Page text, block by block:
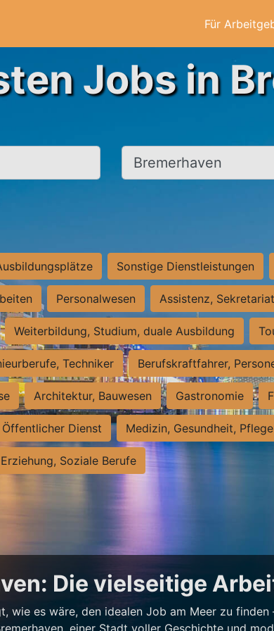
Für
Jobs in
Ort, Stadt
Sonstige Dienstleistungen
Personalwesen Assistenz, Sekretariat
Weiterbildung, Studium, duale Ausbildung
Techniker Berufskraftfahrer,
Architektur, Bauwesen Gastronomie
Öffentlicher Dienst Medizin, Gesundheit, Pflege
Soziale Berufe
Die vielseitige
wie es wäre, den idealen Job am Meer zu